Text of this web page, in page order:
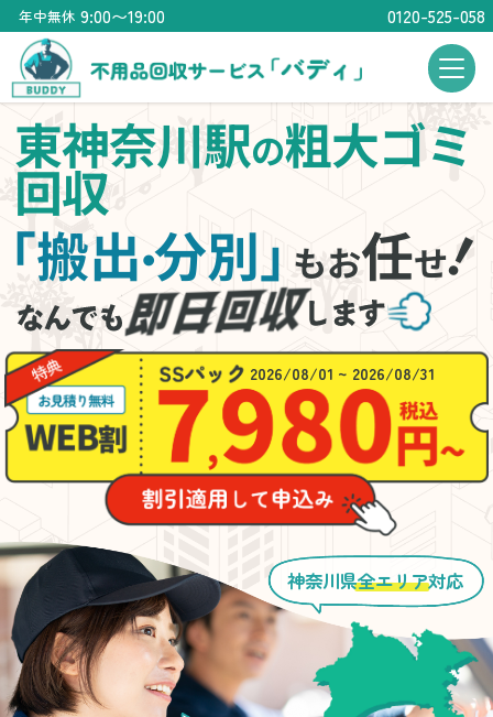
年中無休 9:00〜19:00 0120-525-058
東神奈川駅の粗大ゴミ
回収
搬出・分別」もお任せ
2026/08/01 ~ 2026/08/31
神奈川県全エリア対応